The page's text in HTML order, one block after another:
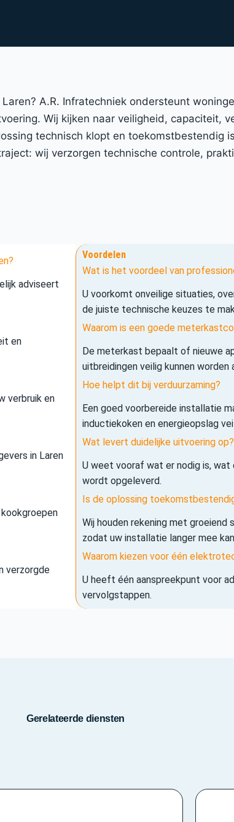
A.R. Infratechniek ondersteunt
Wij kijken naar veiligheid, capaciteit,
technisch klopt en toekomstbestendig
wij verzorgen technische controle,
adviseert
en
verbruik en
in Laren
verzorgde
Voordelen
Wat is het voordeel van
U voorkomt onveilige situaties,
de juiste technische keuzes te
Waarom is een goede
De meterkast bepaalt of nieuwe
uitbreidingen veilig kunnen worden
Hoe helpt dit bij verduurzaming?
Een goed voorbereide installatie
inductiekoken en energieopslag
Wat levert duidelijke uitvoering op?
U weet vooraf wat er nodig is,
wordt opgeleverd.
Is de oplossing
Wij houden rekening met
zodat uw installatie langer mee
Waarom kiezen voor één
U heeft één aanspreekpunt voor
vervolgstappen.
Gerelateerde diensten